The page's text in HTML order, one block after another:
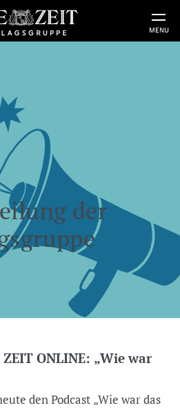
MENU
der
ONLINE: „Wie war
den Podcast „Wie war das